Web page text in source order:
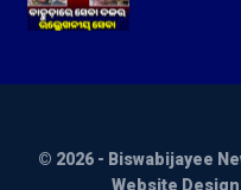
© 2026 - Biswabijayee
Website